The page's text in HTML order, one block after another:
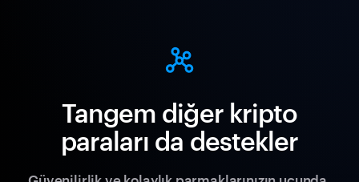
Tangem diğer kripto
paraları da destekler